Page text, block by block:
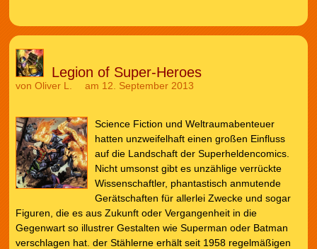
Legion of Super-Heroes
von Oliver L. am 12. September 2013
Science Fiction und Weltraumabenteuer
hatten unzweifelhaft einen großen Einfluss
auf die Landschaft der Superheldencomics.
Nicht umsonst gibt es unzählige verrückte
Wissenschaftler, phantastisch anmutende
Gerätschaften für allerlei Zwecke und sogar
Figuren, die es aus Zukunft oder Vergangenheit in die
Gegenwart so illustrer Gestalten wie Superman oder Batman
verschlagen hat. der Stählerne erhält seit 1958 regelmäßigen